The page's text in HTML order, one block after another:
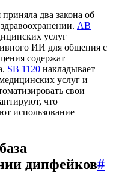
два закона об
AB
услуг
ИИ для общения с
содержат
SB 1120 накладывает
услуг и
свои
что
использование
дипфейков#